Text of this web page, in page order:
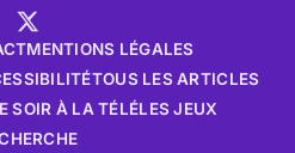
MENTIONS LÉGALES
TOUS LES ARTICLES
SOIR À LA TÉLÉLES JEUX